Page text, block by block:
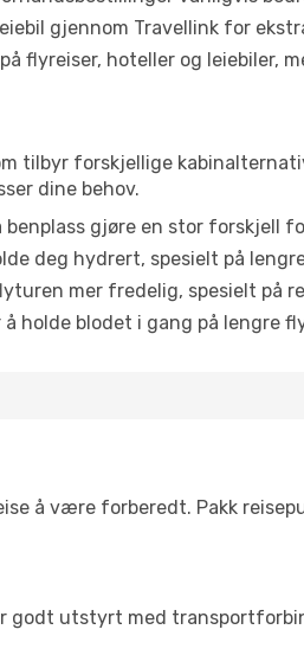
gjennom Travellink for
flyreiser, hoteller og leiebiler,
tilbyr forskjellige
dine behov.
benplass gjøre en stor forskjell
deg hydrert, spesielt på
mer fredelig, spesielt på
holde blodet i gang på lengre
å være forberedt. Pakk
godt utstyrt med